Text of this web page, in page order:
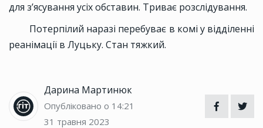
для з’ясування усіх обставин. Триває розслідування.
Потерпілий наразі перебуває в комі у відділенні
реанімації в Луцьку. Стан тяжкий.
Дарина Мартинюк
Опубліковано о 14:21
31 травня 2023